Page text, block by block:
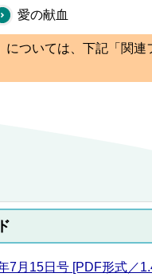
愛の献血
については、下記「関
7月15日号 [PDF形式／